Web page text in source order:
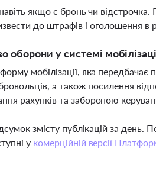
якщо є бронь чи відстрочка.
до штрафів і оголошення в
оборони у системі
мобілізації, яка передбачає
а також посилення
рахунків та забороною
змісту публікацій за
у комерційній версії